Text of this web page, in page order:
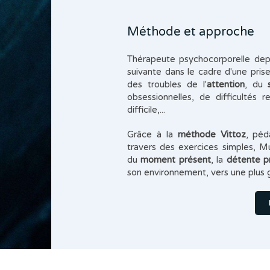
Méthode et approche
Thérapeute psychocorporelle
suivante dans le cadre d'une
des troubles de l'attention, du
obsessionnelles, de difficultés
difficile,...
Grâce à la méthode Vittoz,
travers des exercices simples,
dumoment présent, la détente
son environnement, vers une plus